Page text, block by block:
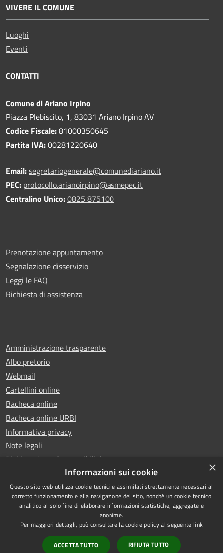
VIVERE IL COMUNE
Luoghi
Eventi
CONTATTI
Comune di Ariano Irpino
Piazza Plebiscito, 1, 83031 Ariano Irpino AV
Codice Fiscale:81000350645
Partita IVA:00281220640
Email:segretariogenerale@comunediariano.it
PEC: protocollo.arianoirpino@asmepec.it
Centralino Unico:0825 875100
Prenotazione appuntamento
Segnalazione disservizio
Leggi le FAQ
Richiesta di assistenza
Amministrazione trasparente
Albo pretorio
Webmail
Cartellini online
Bacheca online
Bacheca online URBI
Informativa privacy
Note legali
Dichiarazione di accessibilità
RSS
Accessibilità
Copyright © 2025 Comune di
Ariano Irpino
Powered byMunicipium
×
Informazioni sui cookie
Questo sito web utilizza cookie tecnici e assimilati strettamente necessari al
corretto funzionamento e alla navigazione del sito, nonché un cookie tecnico
analitico al solo fine di elaborare informazioni statistiche, aggregate e
anonime.
Per maggiori dettagli, può consultare la cookie policy al seguente link
ACCETTA TUTTO RIFIUTA TUTTO